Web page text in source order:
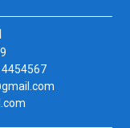
4454567